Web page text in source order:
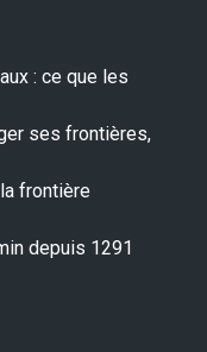
: ce que les
ses frontières,
frontière
depuis 1291